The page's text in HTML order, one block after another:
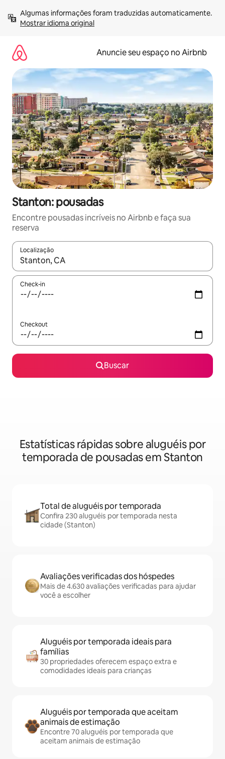
para
Mostrar idioma original
Anuncie seu espaço no Airbnb
Stanton: pousadas
Encontre pousadas incríveis no Airbnb e faça sua
reserva
Localização
Quando os resultados estiverem disponíveis, explore-os
Check-in
Checkout
Buscar
Estatísticas rápidas sobre aluguéis por
temporada de pousadas em Stanton
Total de aluguéis por temporada
Confira 230 aluguéis por temporada nesta
cidade (Stanton)
Avaliações verificadas dos hóspedes
Mais de 4.630 avaliações verificadas para ajudar
você a escolher
Aluguéis por temporada ideais para
famílias
30 propriedades oferecem espaço extra e
comodidades ideais para crianças
Aluguéis por temporada que aceitam
animais de estimação
Encontre 70 aluguéis por temporada que
aceitam animais de estimação